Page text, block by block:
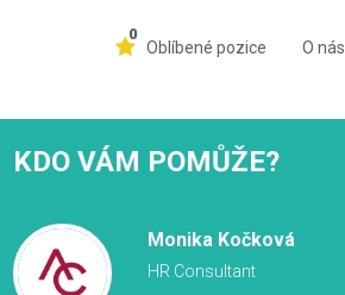
0
Oblíbené pozice O nás
KDO VÁM POMŮŽE?
Monika Kočková
HR Consultant